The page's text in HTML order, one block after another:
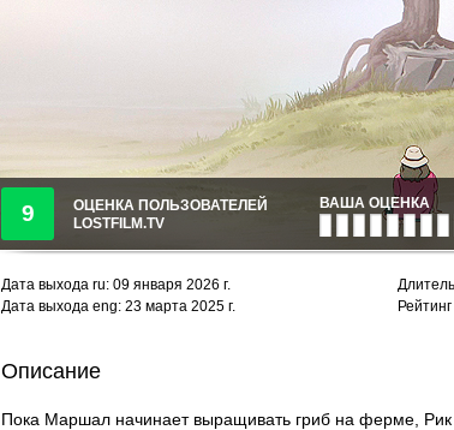
9
ОЦЕНКА ПОЛЬЗОВАТЕЛЕЙ
LOSTFILM.TV
ВАША ОЦЕНКА
Дата выхода ru: 09 января 2026 г.
Дата выхода eng: 23 марта 2025 г.
Описание
Пока Маршал начинает выращивать гриб на ферме, Рик